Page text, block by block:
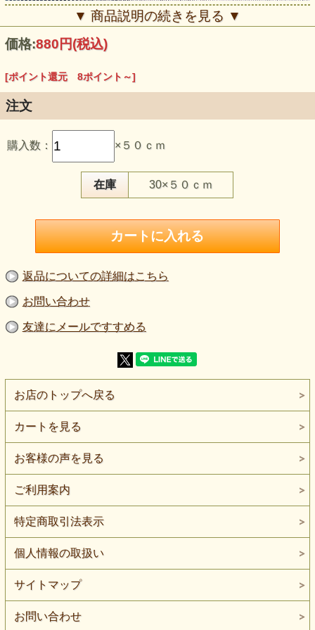
この生地のおすすめポイント
・麻37％混の、さらりとしたやや薄手ニットです。
・やや粗めの編み地で、通気性よく軽やかに着られます。
・濃紺系の落ち着いた色合いで、引き締まった印象です。
・ヨコに伸び、トップスやチュニックにもおすすめです。
・160cm巾の広幅で、軽い羽織りものにも使いやすいです。
【品 番】g1377
【商品名】ピンチェック 麻混ニット 濃紺
【価 格】800円＋消費税
【素 材】ポリエステル：63％、麻：37％
【販売単位】50cm単位になります。
【生地の厚さ】やや薄手
【生地の硬さ】柔らかめですが、柔らかすぎる生地ではあり
ません。
【伸縮性】ヨコ方向に伸びます。
【ネコポス】2mまで対応できます。
麻を37％混ぜた、やや薄手のピンチェック麻混ニットです。
細かな濃紺系の色が全体に入り、遠目には淡い無地のように
春夏のトップスやチュニック、軽い羽織りものなどにおすす
めです。
編み地はやや粗めで、ところどころに空気を含むような軽や
かな表情があります。
そのため通気性がよく、暑い時季にも取り入れやすい素材で
す。
さらりとした手触りで、麻混らしいナチュラルな雰囲気も感
じられます。
生地はやや薄手で、透け感があります。
粗めの編み地による軽やかさが魅力ですが、トップスやチュ
ニックに使う場合は、インナーとの組み合わせをおすすめし
のにするのもよさそうです。
風合いは柔らかめですが、柔らかすぎて頼りない感じではあ
りません。
ヨコ方向に伸びるため、体の動きになじみやすく、ゆったり
したカットソーやチュニックなど、普段着づくりにも使いや
すいニット生地です。
▼ 商品説明の続きを見る ▼
価格:880円(税込)
[ポイント還元 8ポイント～]
注文
購入数： ×５０ｃｍ
在庫 30×５０ｃｍ
返品についての詳細はこちら
お問い合わせ
友達にメールですすめる
お店のトップへ戻る
カートを見る
お客様の声を見る
ご利用案内
特定商取引法表示
個人情報の取扱い
サイトマップ
お問い合わせ